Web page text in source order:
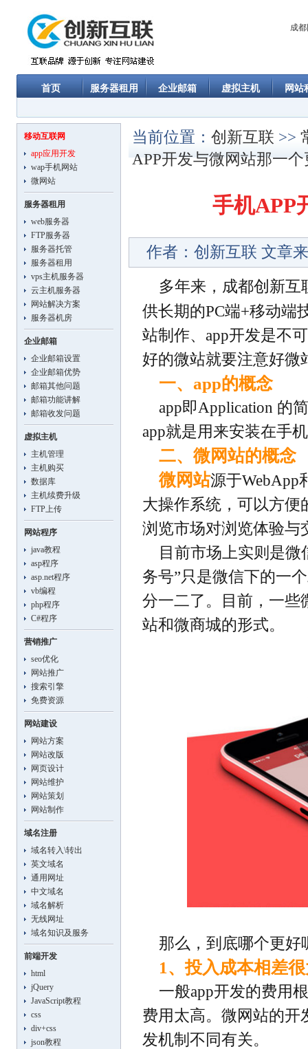
成
首页 服务器租用 企业邮箱 虚拟主机 网站
移动互联网
app应用开发
wap手机网站
微网站
服务器租用
web服务器
FTP服务器
服务器托管
服务器租用
vps主机服务器
云主机服务器
网站解决方案
服务器机房
企业邮箱
企业邮箱设置
企业邮箱优势
邮箱其他问题
邮箱功能讲解
邮箱收发问题
虚拟主机
主机管理
主机购买
数据库
主机续费升级
FTP上传
网站程序
java教程
asp程序
asp.net程序
vb编程
php程序
C#程序
营销推广
seo优化
网站推广
搜索引擎
免费资源
网站建设
网站方案
网站改版
网页设计
网站维护
网站策划
网站制作
域名注册
域名转入\转出
英文域名
通用网址
中文域名
域名解析
无线网址
域名知识及服务
前端开发
html
jQuery
JavaScript教程
css
div+css
json教程
当前位置： 创新互联 >>
APP开发与微网站那一
手机APP
作者：创新互联 文章
多年来，成都创新
供长期的PC端+移动端
站制作、app开发是不
好的微站就要注意好微
一、app的概念
app即Application 的
app就是用来安装在手
二、微网站的概念
微网站源于WebApp
大操作系统，可以方便
浏览市场对浏览体验与
目前市场上实则是微
务号”只是微信下的一
分一二了。目前，一些
站和微商城的形式。
那么，到底哪个更好
1、投入成本相差
一般app开发的费用
费用太高。微网站的开
发机制不同有关。